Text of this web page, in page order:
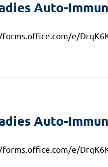
Auto-
e/
Auto-
e/